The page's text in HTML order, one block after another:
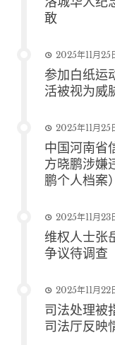
敢
2025年11月25
参加白纸运
活被视为威
2025年11月25
中国河南省
方晓鹏涉嫌
鹏个人档案）
2025年11月23
维权人士张
争议待调查
2025年11月22
司法处理被
司法厅反映